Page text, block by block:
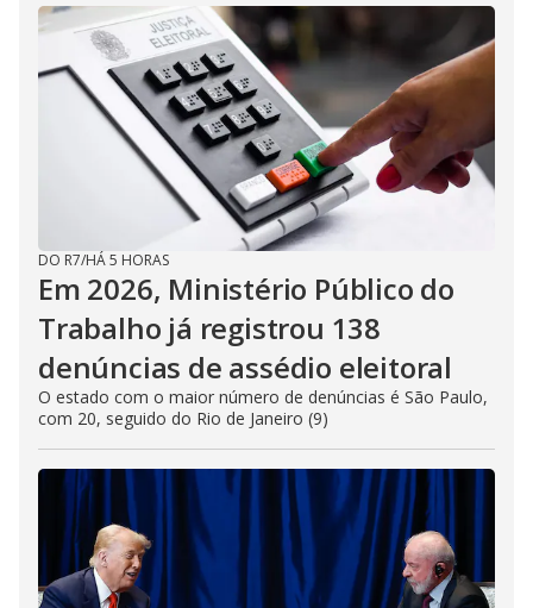
DO R7/HÁ 5 HORAS
Em 2026, Ministério Público do
Trabalho já registrou 138
denúncias de assédio eleitoral
O estado com o maior número de denúncias é São Paulo,
com 20, seguido do Rio de Janeiro (9)